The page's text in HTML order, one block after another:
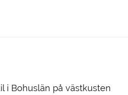
i Bohuslän på västkusten